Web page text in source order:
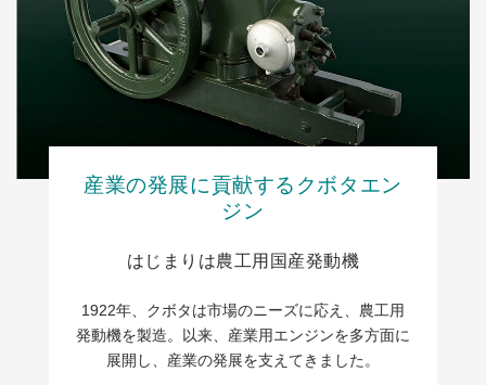
日本農業の機械化を推進
作業の機械化を推進し、日本の農業をリードし続
けています
国内の水道インフラ整備に貢献
水道インフラの整備推進に貢献。現在では上水か
ら下水まで水インフラを支えています。
産業の発展に貢献するクボタエン
ジン
はじまりは農工用国産発動機
1922年、クボタは市場のニーズに応え、農工用
発動機を製造。以来、産業用エンジンを多方面に
展開し、産業の発展を支えてきました。